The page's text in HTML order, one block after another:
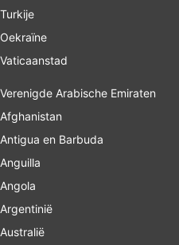
Turkije
Oekraïne
Vaticaanstad
Verenigde Arabische Emiraten
Afghanistan
Antigua en Barbuda
Anguilla
Angola
Argentinië
Australië